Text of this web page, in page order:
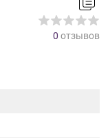
0 отзывов